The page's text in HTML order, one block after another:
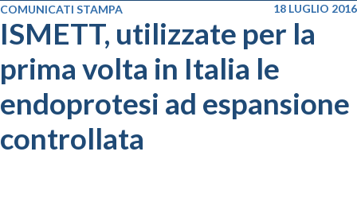
COMUNICATI STAMPA
18 LUGLIO 2016
ISMETT, utilizzate per la
prima volta in Italia le
endoprotesi ad espansione
controllata